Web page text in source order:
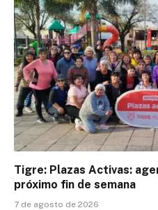
Tigre: Plazas Activas:
próximo fin de semana
7 de agosto de 2026